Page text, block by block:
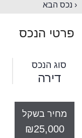
‹ נכס הבא
פרטי הנכס
סוג הנכס
דירה
מחיר בשקל
₪25,000